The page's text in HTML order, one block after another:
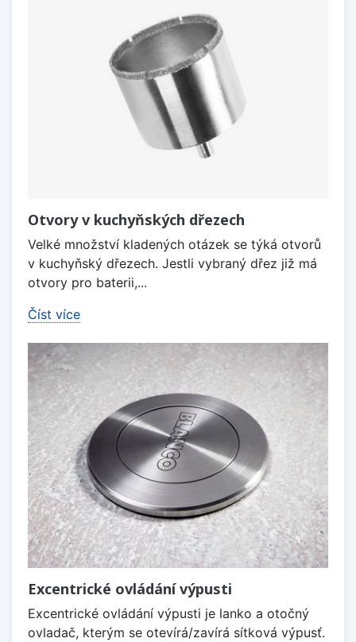
Otvory v kuchyňských dřezech
Velké množství kladených otázek se týká otvorů
v kuchyňský dřezech. Jestli vybraný dřez již má
otvory pro baterii,...
Číst více
Excentrické ovládání výpusti
Excentrické ovládání výpusti je lanko a otočný
ovladač, kterým se otevírá/zavírá sítková výpusť.